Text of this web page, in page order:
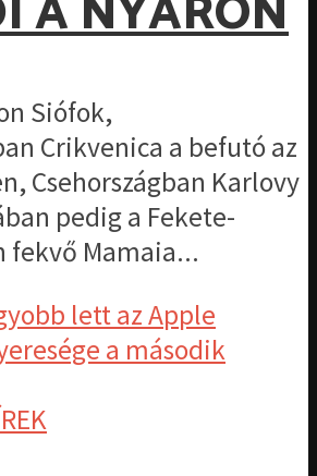
Siófok,
Crikvenica a befutó az
Csehországban Karlovy
pedig a Fekete-
Mamaia...